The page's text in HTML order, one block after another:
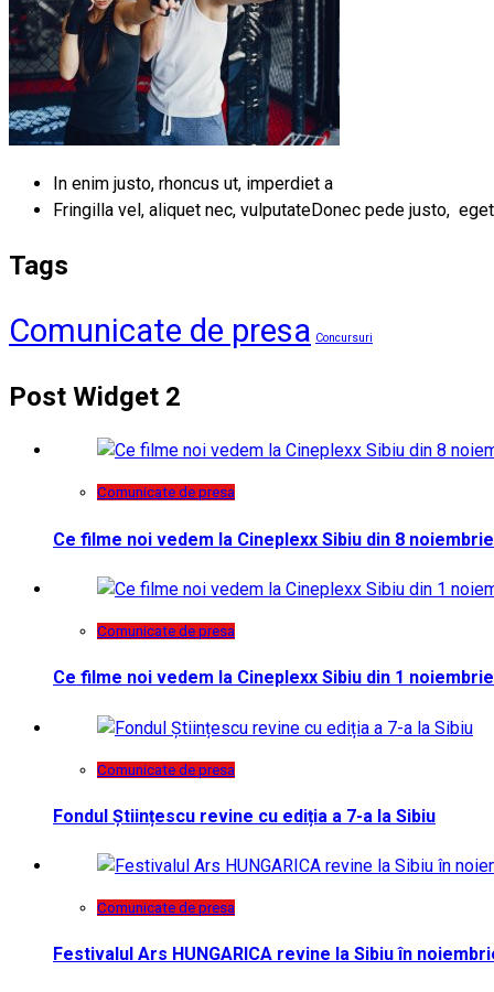
In enim justo, rhoncus ut, imperdiet a
Fringilla vel, aliquet nec, vulputateDonec pede justo,
Tags
Comunicate de presa Concursuri
Post Widget 2
Comunicate de presa
Ce filme noi vedem la Cineplexx Sibiu din 8 noiembrie
Comunicate de presa
Ce filme noi vedem la Cineplexx Sibiu din 1 noiembrie
Comunicate de presa
Fondul Științescu revine cu ediția a 7-a la Sibiu
Comunicate de presa
Festivalul Ars HUNGARICA revine la Sibiu în